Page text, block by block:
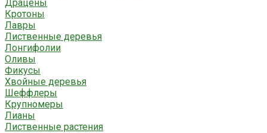
Драцены
Кротоны
Лавры
Лиственные деревья
Лонгифолии
Оливы
Фикусы
Хвойные деревья
Шеффлеры
Крупномеры
Лианы
Лиственные растения